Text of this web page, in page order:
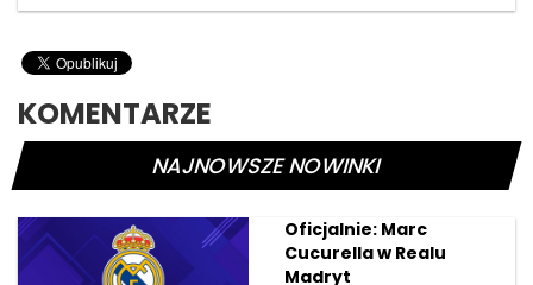
KOMENTARZE
NAJNOWSZE NOWINKI
Oficjalnie: Marc
Cucurella w Realu
Madryt